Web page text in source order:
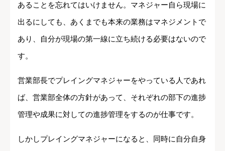
あることを忘れてはいけません。マネジャー自ら現場に
出るにしても、あくまでも本来の業務はマネジメントで
あり、自分が現場の第一線に立ち続ける必要はないので
す。
営業部長でプレイングマネジャーをやっている人であれ
ば、営業部全体の方針があって、それぞれの部下の進捗
管理や成果に対しての進捗管理をするのが仕事です。
しかしプレイングマネジャーになると、同時に自分自身